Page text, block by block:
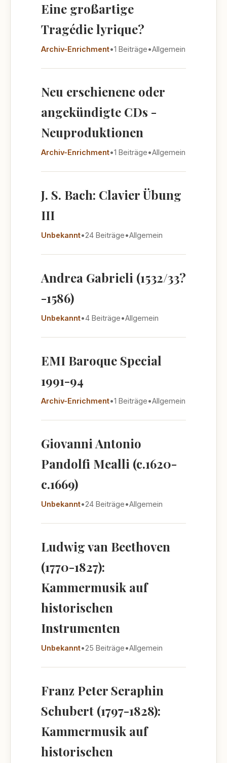
Eine großartige
Tragédie lyrique?
Archiv-Enrichment•1 Beiträge•Allgemein
Neu erschienene oder
angekündigte CDs -
Neuproduktionen
Archiv-Enrichment•1 Beiträge•Allgemein
J. S. Bach: Clavier Übung
III
Unbekannt•24 Beiträge•Allgemein
Andrea Gabrieli (1532/33?
-1586)
Unbekannt•4 Beiträge•Allgemein
EMI Baroque Special
1991-94
Archiv-Enrichment•1 Beiträge•Allgemein
Giovanni Antonio
Pandolfi Mealli (c.1620-
c.1669)
Unbekannt•24 Beiträge•Allgemein
Ludwig van Beethoven
(1770-1827):
Kammermusik auf
historischen
Instrumenten
Unbekannt•25 Beiträge•Allgemein
Franz Peter Seraphin
Schubert (1797-1828):
Kammermusik auf
historischen